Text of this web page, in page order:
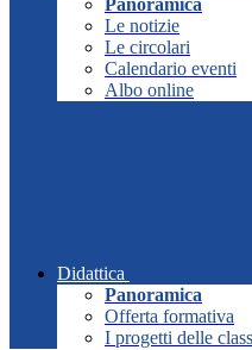
Panoramica
Le notizie
Le circolari
Calendario eventi
Albo online
Didattica
Panoramica
Offerta formativa
I progetti delle